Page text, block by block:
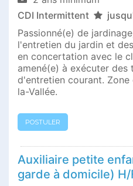
CDI Intermittent
Passionné(e) de
l'entretien du jardin et
en concertation avec le
amené(e) à exécuter
d'entretien courant.
la-Vallée.
POSTULER
Auxiliaire petite
garde à domicile) H/